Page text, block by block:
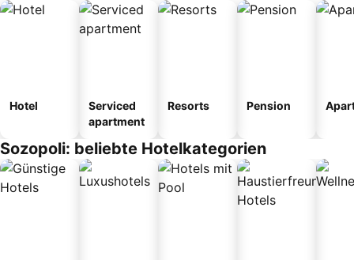
Hotel
Serviced
apartment
Resorts Pension
Sozopoli: beliebte Hotelkategorien